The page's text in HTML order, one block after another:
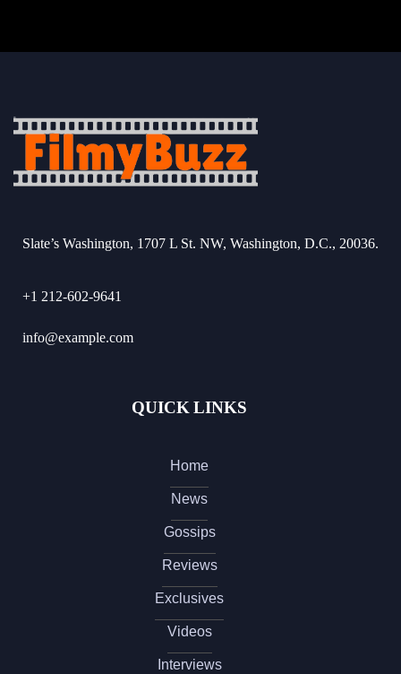
Slate’s Washington, 1707 L St. NW, Washington, D.C., 20036.
+1 212-602-9641
info@example.com
QUICK LINKS
Home
News
Gossips
Reviews
Exclusives
Videos
Interviews